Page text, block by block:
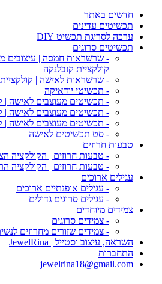
חדשים באתר
תכשיטים עדינים
ערכה לסריגת תכשיט DIY
תכשיטים סרוגים
- שרשראות חמסה | עיצובים
קולקציית קזבלנקה
- שרשראות לאישה |
- תכשיטי יודאיקה
- תכשיטים מעוצבים לאישה |
- תכשיטים מעוצבים לאישה |
- תכשיטים מעוצבים לאישה |
- סט תכשיטים לאישה
טבעות חרוזים
- טבעות חרוזים | הקולקציה
- טבעות חרוזים | הקולקציה
עגילים ארוכים
- עגילים אופנתיים ארוכים
- עגילים סרוגים גדולים
צמידים מיוחדים
- צמידים סרוגים
- צמידים שזורים מחרוזים
השראה, עיצוב וסטייל | JewelRina
התחברות
jewelrina18@gmail.com